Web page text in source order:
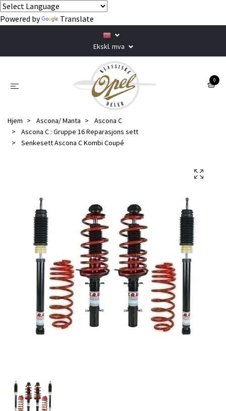
Powered by Translate
Ekskl. mva
0
Hjem Ascona/ Manta
Ascona C
Ascona C : Gruppe 16 Reparasjons sett
Senkesett Ascona C Kombi Coupé